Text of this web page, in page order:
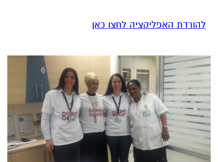
להורדת האפליקציה לחצו כאן